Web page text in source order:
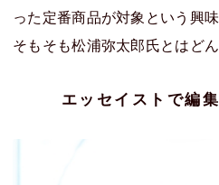
った定番商品が対象という興
そもそも松浦弥太郎氏とはど
エッセイストで編